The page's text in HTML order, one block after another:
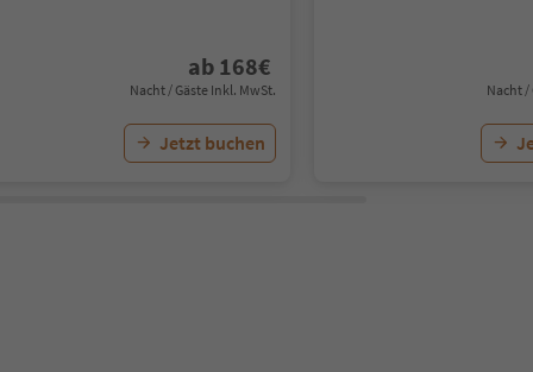
ab 168€
Nacht / Gäste Inkl. MwSt.
Jetzt buchen
Nacht /